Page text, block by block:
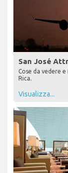
San José
Cose da vedere
Rica.
Visualizza...